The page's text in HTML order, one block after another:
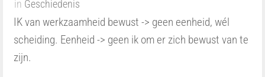
in Geschiedenis
IK van werkzaamheid bewust -> geen eenheid, wél
scheiding. Eenheid -> geen ik om er zich bewust van te
zijn.